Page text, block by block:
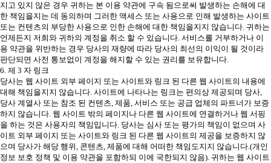
지고 있지 않은 경우 귀하는 본 이용 약관에 구속 됨으로써 발생하는 손해에 대
한 책임을지는 데 동의하며 그러한 액세스 또는 사용으로 인해 발생하는 사이트
또는 컨텐츠의 부당한 사용으로 인한 손해에 대한 책임을지지 않습니다. 귀하는
언제든지 저희와 귀하의 계정을 취소 할 수 있습니다. 서비스를 거부하거나 이
용 약관을 위반하는 경우 당사의 재량에 따라 당사의 최선의 이익이 될 것이라
판단되면 사전 통보없이 계정을 해지할 수 있는 권리를 보유합니다.
6. 제 3 자 링크
당사는 웹 사이트 외부 페이지 또는 사이트와 링크 된 다른 웹 사이트의 내용에
대해 책임을지지 않습니다. 사이트에 나타나는 링크는 편의상 제공되며 당사,
당사 계열사 또는 참조 된 컨텐츠, 제품, 서비스 또는 공급 업체의 파트너가 보증
하지 않습니다. 웹 사이트 밖의 페이지나 다른 웹 사이트에 연결하거나 웹 서핑
을 하는 것은 사용자의 책임입니다. 당사는 심사 또는 평가의 책임이 없으며 사
이트 외부 페이지 또는 사이트와 링크 된 다른 웹 사이트의 제공을 보증하지 않
으며 당사가 해당 행위, 콘텐츠, 제품에 대해 어떠한 책임도지지 않습니다.(개인
정보 보호 정책 및 이용 약관을 포함하되 이에 국한되지 않음). 귀하는 웹 사이트